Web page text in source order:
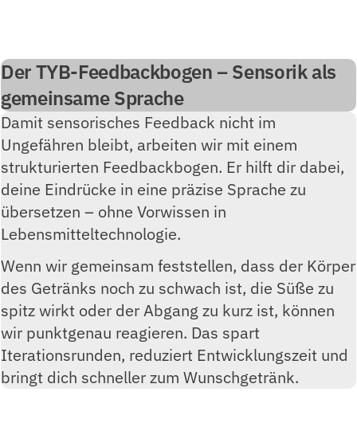
Der TYB-Feedbackbogen – Sensorik als
gemeinsame Sprache
Damit sensorisches Feedback nicht im
Ungefähren bleibt, arbeiten wir mit einem
strukturierten Feedbackbogen. Er hilft dir dabei,
deine Eindrücke in eine präzise Sprache zu
übersetzen – ohne Vorwissen in
Lebensmitteltechnologie.
Wenn wir gemeinsam feststellen, dass der Körper
des Getränks noch zu schwach ist, die Süße zu
spitz wirkt oder der Abgang zu kurz ist, können
wir punktgenau reagieren. Das spart
Iterationsrunden, reduziert Entwicklungszeit und
bringt dich schneller zum Wunschgetränk.